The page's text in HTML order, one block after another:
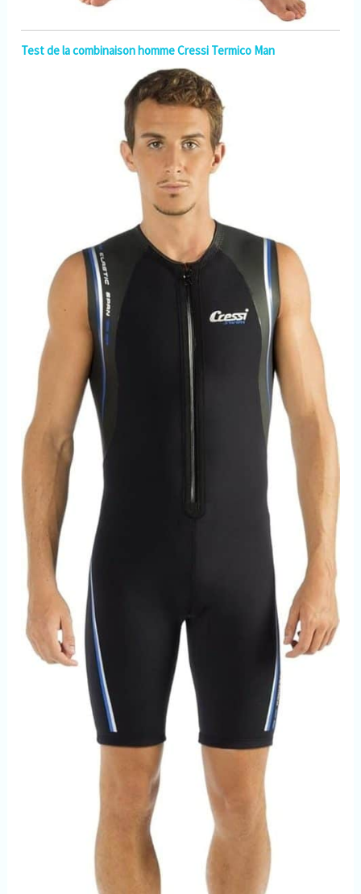
Test de la combinaison homme Cressi Termico Man